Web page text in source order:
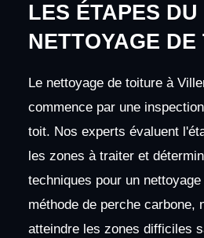
LES ÉTAPES DU
NETTOYAGE DE
Le nettoyage de toiture à
commence par une
toit. Nos experts évaluent
les zones à traiter et
techniques pour un
méthode de perche carbone,
atteindre les zones difficiles